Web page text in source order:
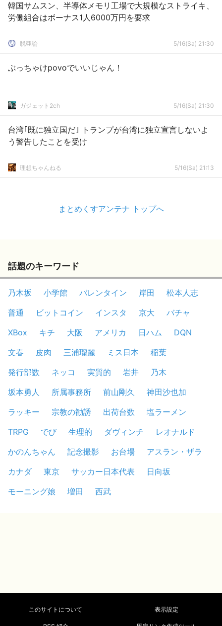
韓国サムスン、半導体メモリ工場で大規模なストライキ、
労働組合はボーナス1人6000万円を要求
脱亜論 5/16(Sa) 21:30
ぶっちゃけpovoでいいじゃん！
ガジェット2ch 5/16(Sa) 21:30
台湾｢既に独立国だ｣ トランプが台湾に独立宣言しないよ
う警告したことを受け
理想ちゃんねる 5/16(Sa) 21:13
まとめくすアンテナ トップへ
話題のキーワード
乃木坂 小学館 バレンタイン 岸田
松本人志
普通
ビットコイン インスタ 京大
バチャ
XBox
キチ 大阪 アメリカ 日ハム
DQN
文春
皮肉 三浦瑠麗 ミス日本
稲葉
発行部数
ネッコ 実質的 岩井
乃木
坂本勇人
所属事務所 前山剛久
神田沙也加
ラッキー
宗教の勧誘 出荷台数
塩ラーメン
TRPG
でび 生理的 ダヴィンチ
レオナルド
かのんちゃん
記念撮影 お台場
アスラン・ザラ
カナダ
東京 サッカー日本代表
日向坂
モーニング娘
増田 西武
このサイトについて 表示設定